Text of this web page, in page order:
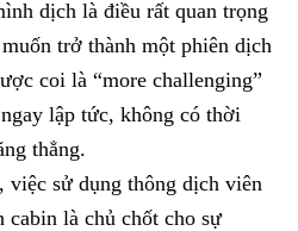
dịch là điều rất quan trọng
trở thành một phiên dịch
coi là “more challenging”
lập tức, không có thời
thẳng.
sử dụng thông dịch viên
là chủ chốt cho sự